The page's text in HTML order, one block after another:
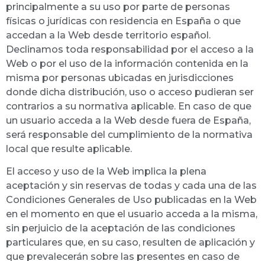
principalmente a su uso por parte de personas
físicas o jurídicas con residencia en España o que
accedan a la Web desde territorio español.
Declinamos toda responsabilidad por el acceso a la
Web o por el uso de la información contenida en la
misma por personas ubicadas en jurisdicciones
donde dicha distribución, uso o acceso pudieran ser
contrarios a su normativa aplicable. En caso de que
un usuario acceda a la Web desde fuera de España,
será responsable del cumplimiento de la normativa
local que resulte aplicable.
El acceso y uso de la Web implica la plena
aceptación y sin reservas de todas y cada una de las
Condiciones Generales de Uso publicadas en la Web
en el momento en que el usuario acceda a la misma,
sin perjuicio de la aceptación de las condiciones
particulares que, en su caso, resulten de aplicación y
que prevalecerán sobre las presentes en caso de